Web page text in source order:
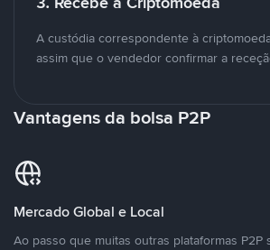
A custódia correspondente à
assim que o vendedor confirmar a
Vantagens da bolsa P2P
Mercado Global e Local
Ao passo que muitas outras plataformas P2P